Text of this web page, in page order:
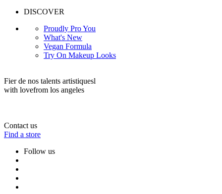
DISCOVER
Proudly Pro You
What's New
Vegan Formula
Try On Makeup Looks
Fier de nos talents artistiquesl
with lovefrom los angeles
Contact us
Find a store
Follow us